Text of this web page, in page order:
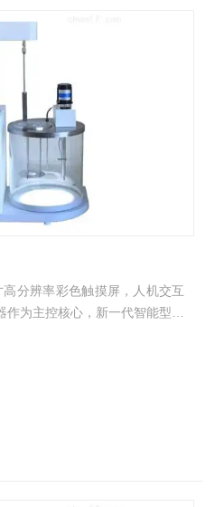
分辨率彩色触摸屏，人机交互
为主控核心，新一代智能型操